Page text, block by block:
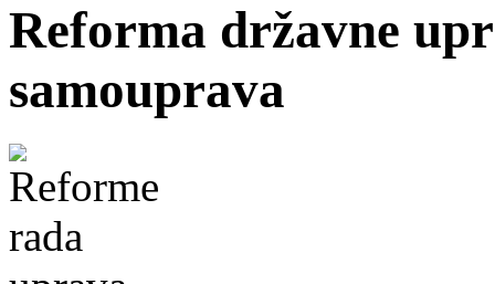
Reforma državne
samouprava